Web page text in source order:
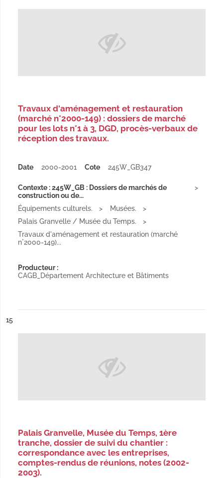
Travaux d'aménagement et restauration
(marché n°2000-149) : dossiers de marché
pour les lots n°1 à 3, DGD, procès-verbaux de
réception des travaux.
Date 2000-2001 Cote 245W_GB347
Contexte : 245W_GB : Dossiers de marchés de
construction ou de...
Équipements culturels.
Musées.
Palais Granvelle / Musée du Temps.
Travaux d'aménagement et restauration (marché
n°2000-149)...
Producteur :
CAGB_Département Architecture et Bâtiments
n°
15
Palais Granvelle, Musée du Temps, 1ère
tranche, dossier de suivi du chantier :
correspondance avec les entreprises,
comptes-rendus de réunions, notes (2002-
2003).